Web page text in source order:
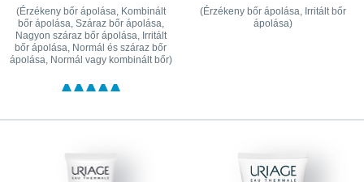
(Érzékeny bőr ápolása, Kombinált
bőr ápolása, Száraz bőr ápolása,
Nagyon száraz bőr ápolása, Irritált
bőr ápolása, Normál és száraz bőr
ápolása, Normál vagy kombinált bőr)
(Érzékeny bőr ápolása, Irritált bőr
ápolása)